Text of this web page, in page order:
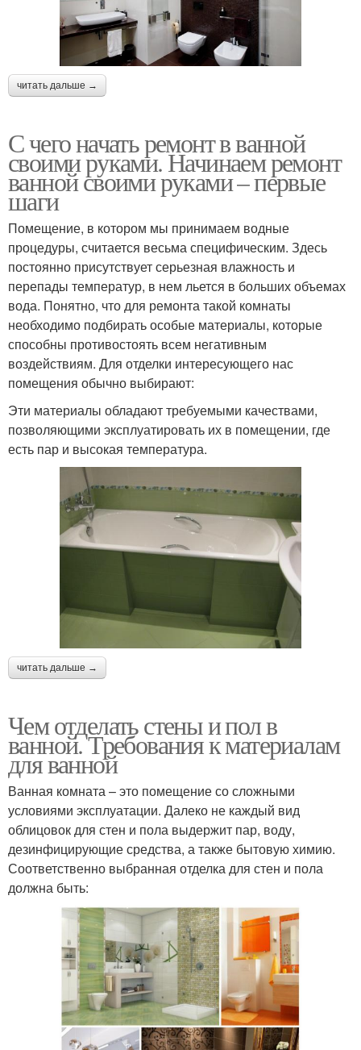
читать дальше →
С чего начать ремонт в ванной
своими руками. Начинаем ремонт
ванной своими руками – первые
шаги
Помещение, в котором мы принимаем водные
процедуры, считается весьма специфическим. Здесь
постоянно присутствует серьезная влажность и
перепады температур, в нем льется в больших объемах
вода. Понятно, что для ремонта такой комнаты
необходимо подбирать особые материалы, которые
способны противостоять всем негативным
воздействиям. Для отделки интересующего нас
помещения обычно выбирают:
Эти материалы обладают требуемыми качествами,
позволяющими эксплуатировать их в помещении, где
есть пар и высокая температура.
читать дальше →
Чем отделать стены и пол в
ванной. Требования к материалам
для ванной
Ванная комната – это помещение со сложными
условиями эксплуатации. Далеко не каждый вид
облицовок для стен и пола выдержит пар, воду,
дезинфицирующие средства, а также бытовую химию.
Соответственно выбранная отделка для стен и пола
должна быть: